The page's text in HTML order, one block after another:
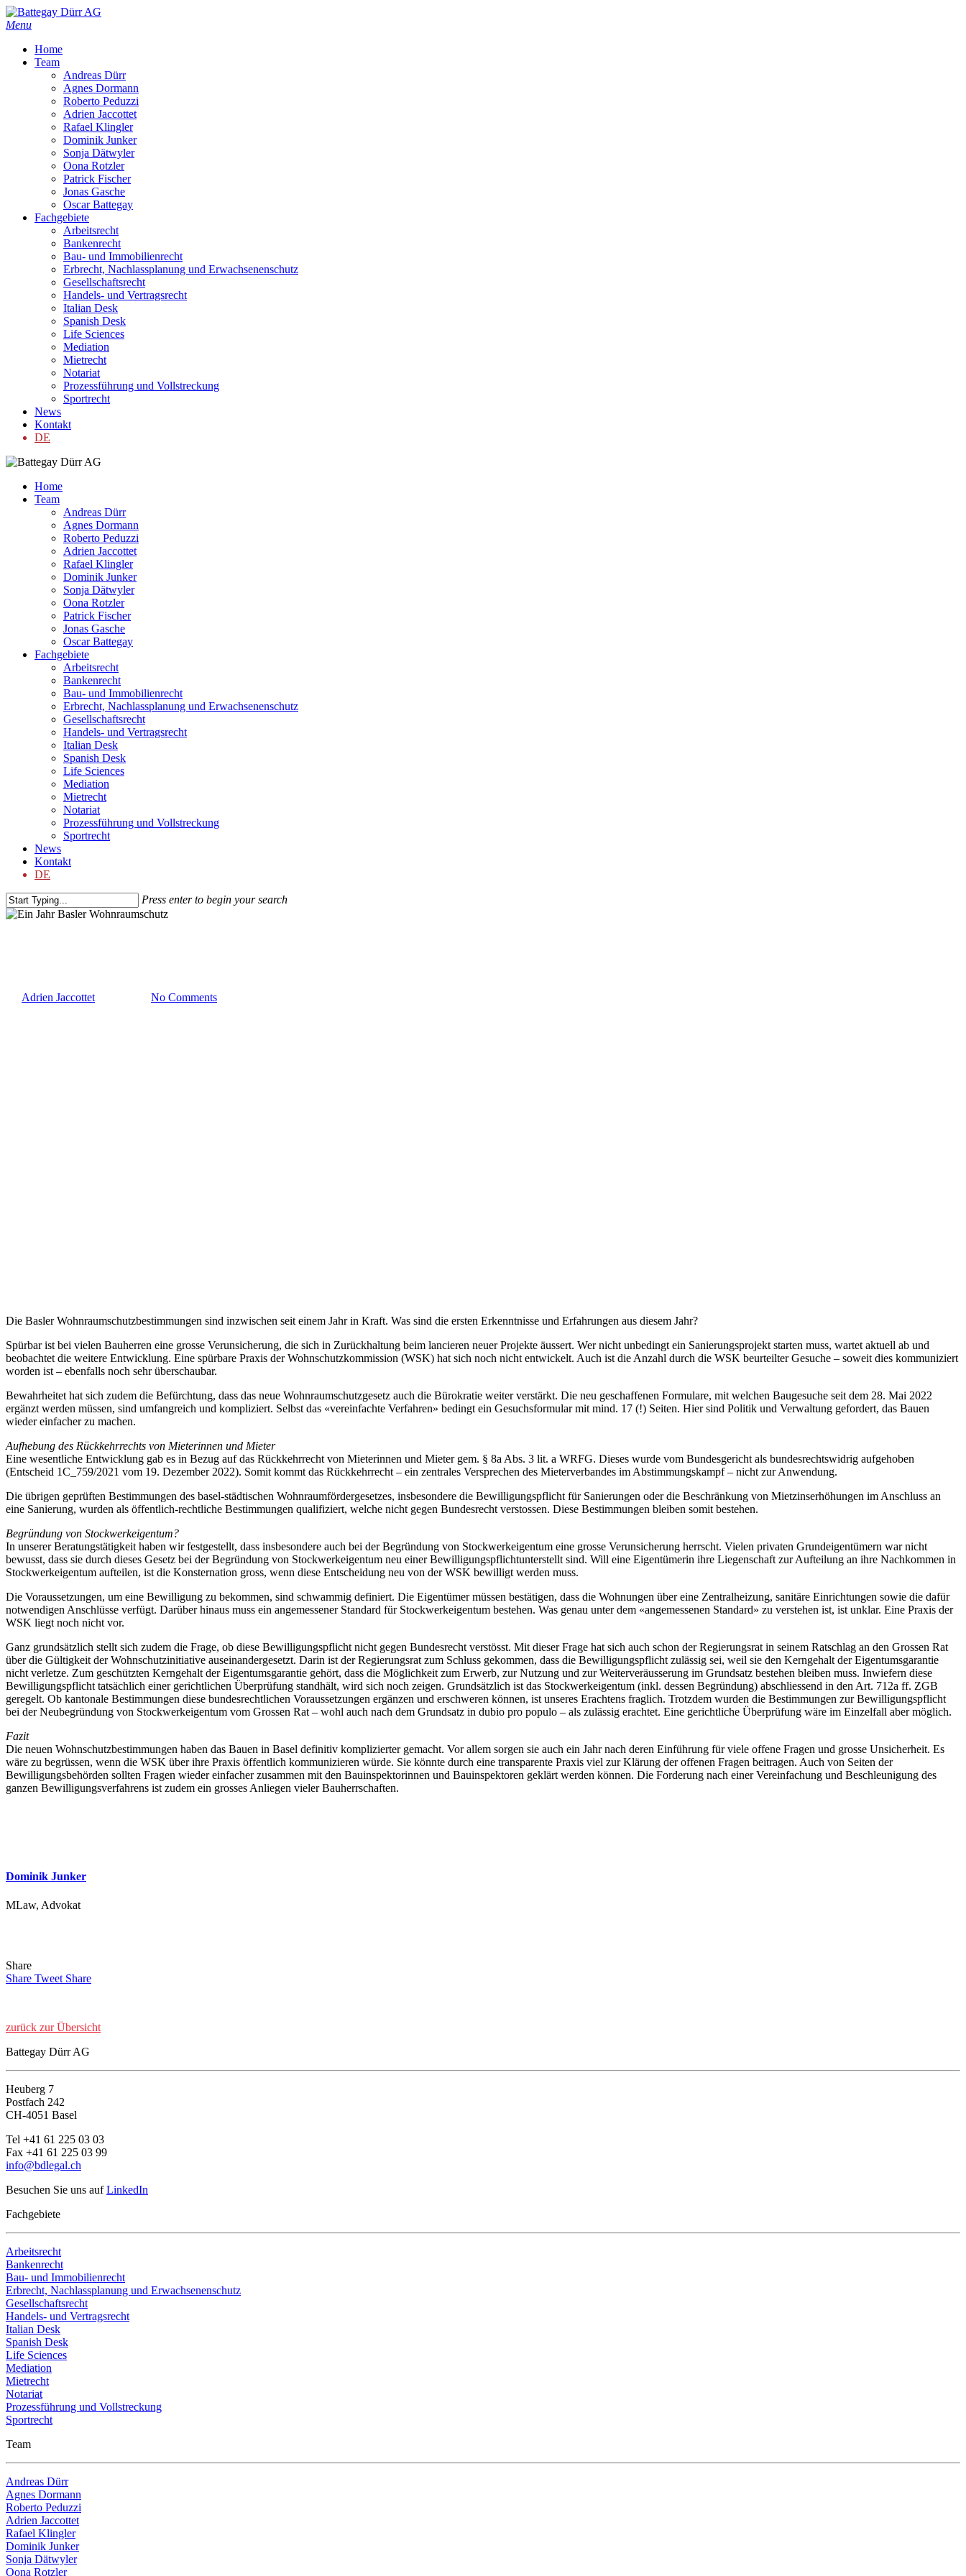
Skip
to
content
Menu
Home
Team
Andreas Dürr
Agnes Dormann
Roberto Peduzzi
Adrien Jaccottet
Rafael Klingler
Dominik Junker
Sonja Dätwyler
Oona Rotzler
Patrick Fischer
Jonas Gasche
Oscar Battegay
Fachgebiete
Arbeitsrecht
Bankenrecht
Bau- und Immobilienrecht
Erbrecht, Nachlassplanung und Erwachsenenschutz
Gesellschaftsrecht
Handels- und Vertragsrecht
Italian Desk
Spanish Desk
Life Sciences
Mediation
Mietrecht
Notariat
Prozessführung und Vollstreckung
Sportrecht
News
Kontakt
DE
Home
Team
Andreas Dürr
Agnes Dormann
Roberto Peduzzi
Adrien Jaccottet
Rafael Klingler
Dominik Junker
Sonja Dätwyler
Oona Rotzler
Patrick Fischer
Jonas Gasche
Oscar Battegay
Fachgebiete
Arbeitsrecht
Bankenrecht
Bau- und Immobilienrecht
Erbrecht, Nachlassplanung und Erwachsenenschutz
Gesellschaftsrecht
Handels- und Vertragsrecht
Italian Desk
Spanish Desk
Life Sciences
Mediation
Mietrecht
Notariat
Prozessführung und Vollstreckung
Sportrecht
News
Kontakt
DE
Press enter to begin your search
Close
Adrien Jaccottet No Comments
Die Basler Wohnraumschutzbestimmungen sind inzwischen seit einem Jahr in Kraft. Was sind die ersten Erkenntnisse und Erfahrungen aus diesem Jahr?
Spürbar ist bei vielen Bauherren eine grosse Verunsicherung, die sich in Zurückhaltung beim lancieren neuer Projekte äussert. Wer nicht unbedingt ein Sanierungsprojekt starten muss, wartet aktuell ab und
beobachtet die weitere Entwicklung. Eine spürbare Praxis der Wohnschutzkommission (WSK) hat sich noch nicht entwickelt. Auch ist die Anzahl durch die WSK beurteilter Gesuche – soweit dies kommuniziert
worden ist – ebenfalls noch sehr überschaubar.
Bewahrheitet hat sich zudem die Befürchtung, dass das neue Wohnraumschutzgesetz auch die Bürokratie weiter verstärkt. Die neu geschaffenen Formulare, mit welchen Baugesuche seit dem 28. Mai 2022
ergänzt werden müssen, sind umfangreich und kompliziert. Selbst das «vereinfachte Verfahren» bedingt ein Gesuchsformular mit mind. 17 (!) Seiten. Hier sind Politik und Verwaltung gefordert, das Bauen
wieder einfacher zu machen.
Aufhebung des Rückkehrrechts von Mieterinnen und Mieter
Eine wesentliche Entwicklung gab es in Bezug auf das Rückkehrrecht von Mieterinnen und Mieter gem. § 8a Abs. 3 lit. a WRFG. Dieses wurde vom Bundesgericht als bundesrechtswidrig aufgehoben
(Entscheid 1C_759/2021 vom 19. Dezember 2022). Somit kommt das Rückkehrrecht – ein zentrales Versprechen des Mieterverbandes im Abstimmungskampf – nicht zur Anwendung.
Die übrigen geprüften Bestimmungen des basel-städtischen Wohnraumfördergesetzes, insbesondere die Bewilligungspflicht für Sanierungen oder die Beschränkung von Mietzinserhöhungen im Anschluss an
eine Sanierung, wurden als öffentlich-rechtliche Bestimmungen qualifiziert, welche nicht gegen Bundesrecht verstossen. Diese Bestimmungen bleiben somit bestehen.
Begründung von Stockwerkeigentum?
In unserer Beratungstätigkeit haben wir festgestellt, dass insbesondere auch bei der Begründung von Stockwerkeigentum eine grosse Verunsicherung herrscht. Vielen privaten Grundeigentümern war nicht
bewusst, dass sie durch dieses Gesetz bei der Begründung von Stockwerkeigentum neu einer Bewilligungspflichtunterstellt sind. Will eine Eigentümerin ihre Liegenschaft zur Aufteilung an ihre Nachkommen in
Stockwerkeigentum aufteilen, ist die Konsternation gross, wenn diese Entscheidung neu von der WSK bewilligt werden muss.
Die Voraussetzungen, um eine Bewilligung zu bekommen, sind schwammig definiert. Die Eigentümer müssen bestätigen, dass die Wohnungen über eine Zentralheizung, sanitäre Einrichtungen sowie die dafür
notwendigen Anschlüsse verfügt. Darüber hinaus muss ein angemessener Standard für Stockwerkeigentum bestehen. Was genau unter dem «angemessenen Standard» zu verstehen ist, ist unklar. Eine Praxis der
WSK liegt noch nicht vor.
Ganz grundsätzlich stellt sich zudem die Frage, ob diese Bewilligungspflicht nicht gegen Bundesrecht verstösst. Mit dieser Frage hat sich auch schon der Regierungsrat in seinem Ratschlag an den Grossen Rat
über die Gültigkeit der Wohnschutzinitiative auseinandergesetzt. Darin ist der Regierungsrat zum Schluss gekommen, dass die Bewilligungspflicht zulässig sei, weil sie den Kerngehalt der Eigentumsgarantie
nicht verletze. Zum geschützten Kerngehalt der Eigentumsgarantie gehört, dass die Möglichkeit zum Erwerb, zur Nutzung und zur Weiterveräusserung im Grundsatz bestehen bleiben muss. Inwiefern diese
Bewilligungspflicht tatsächlich einer gerichtlichen Überprüfung standhält, wird sich noch zeigen. Grundsätzlich ist das Stockwerkeigentum (inkl. dessen Begründung) abschliessend in den Art. 712a ff. ZGB
geregelt. Ob kantonale Bestimmungen diese bundesrechtlichen Voraussetzungen ergänzen und erschweren können, ist unseres Erachtens fraglich. Trotzdem wurden die Bestimmungen zur Bewilligungspflicht
bei der Neubegründung von Stockwerkeigentum vom Grossen Rat – wohl auch nach dem Grundsatz in dubio pro populo – als zulässig erachtet. Eine gerichtliche Überprüfung wäre im Einzelfall aber möglich.
Fazit
Die neuen Wohnschutzbestimmungen haben das Bauen in Basel definitiv komplizierter gemacht. Vor allem sorgen sie auch ein Jahr nach deren Einführung für viele offene Fragen und grosse Unsicherheit. Es
wäre zu begrüssen, wenn die WSK über ihre Praxis öffentlich kommunizieren würde. Sie könnte durch eine transparente Praxis viel zur Klärung der offenen Fragen beitragen. Auch von Seiten der
Bewilligungsbehörden sollten Fragen wieder einfacher zusammen mit den Bauinspektorinnen und Bauinspektoren geklärt werden können. Die Forderung nach einer Vereinfachung und Beschleunigung des
ganzen Bewilligungsverfahrens ist zudem ein grosses Anliegen vieler Bauherrschaften.
Dominik Junker
MLaw, Advokat
Share
Share Tweet Share
zurück zur Übersicht
Battegay Dürr AG
Heuberg 7
Postfach 242
CH-4051 Basel
Tel +41 61 225 03 03
Fax +41 61 225 03 99
info@bdlegal.ch
Besuchen Sie uns aufLinkedIn
Fachgebiete
Arbeitsrecht
Bankenrecht
Bau- und Immobilienrecht
Erbrecht, Nachlassplanung und Erwachsenenschutz
Gesellschaftsrecht
Handels- und Vertragsrecht
Italian Desk
Spanish Desk
Life Sciences
Mediation
Mietrecht
Notariat
Prozessführung und Vollstreckung
Sportrecht
Team
Andreas Dürr
Agnes Dormann
Roberto Peduzzi
Adrien Jaccottet
Rafael Klingler
Dominik Junker
Sonja Dätwyler
Oona Rotzler